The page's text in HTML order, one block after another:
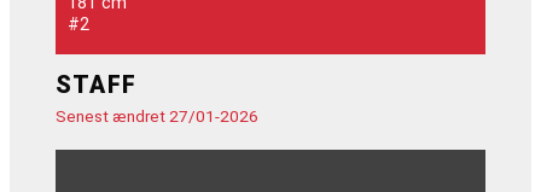
#2
STAFF
Senest ændret 27/01-2026